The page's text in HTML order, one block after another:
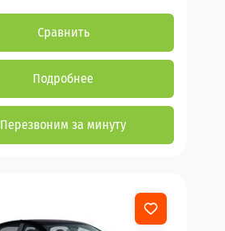
Сравнить
Подробнее
Перезвоним за минуту